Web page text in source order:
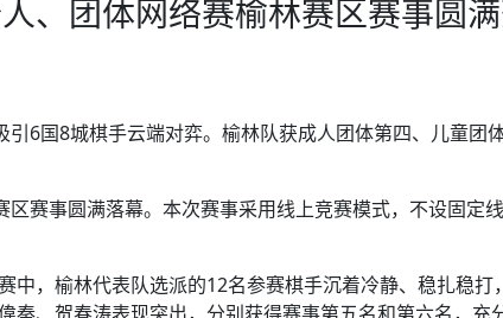
、团体网络赛榆林赛区赛事圆
6国8城棋手云端对弈。榆林队获成人团体第四、儿童团
赛事圆满落幕。本次赛事采用线上竞赛模式，不设固定
，榆林代表队选派的12名参赛棋手沉着冷静、稳扎稳打